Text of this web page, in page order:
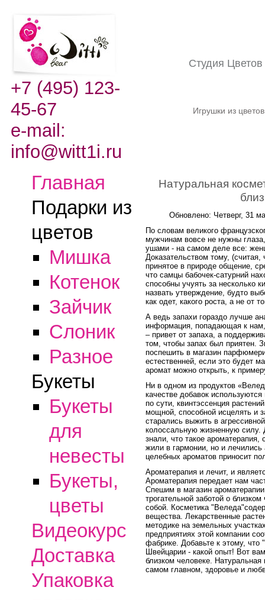
+7 (495) 123-
45-67
e-mail:
info@witt1i.ru
Студия Цветов
Игрушки из
Главная
Подарки из
цветов
Мишка
Котенок
Зайчик
Слоник
Разное
Букеты
Букеты
для
невесты
Букеты,
цветы
Видеокурс
Доставка
Упаковка
Натуральная
Обновлено: Четверг, 31
По словам великого
мужчинам вовсе не нужны
ушами - на самом деле все:
Доказательством тому,
принятое в природе общение,
что самцы бабочек-сатурний
способны учуять за несколько
назвать утверждение, будто
как одет, какого роста, а не от
А ведь запахи гораздо лучше
информация, попадающая к нам,
– привет от запаха, а
том, чтобы запах был приятен.
поспешить в магазин
естественней, если это будет
аромат можно открыть, к
Ни в одном из продуктов
качестве добавок
по сути, квинтэссенция
мощной, способной исцелять и
старались выжить в
колоссальную жизненную силу.
знали, что такое
жили в гармонии, но и
целебных ароматов приносит
Ароматерапия и лечит, и
Ароматерапия передает нам
Спешим в магазин
трогательной заботой о
собой. Косметика
вещества. Лекарственные
методике на земельных
предприятиях этой компании
фабрике. Добавьте к этому,
Швейцарии - какой опыт! Вот
близком человеке.
самом главном, здоровье и